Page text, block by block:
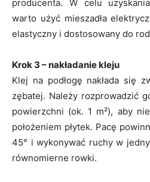
producenta. W celu
warto użyć mieszadła
elastyczny i dostosowany do
Krok 3 – nakładanie kleju
Klej na podłogę nakłada się
zębatej. Należy rozprowadzić
powierzchni (ok. 1 m²), aby
położeniem płytek. Pacę
45° i wykonywać ruchy w
równomierne rowki.